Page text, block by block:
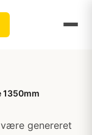
1350mm
genereret